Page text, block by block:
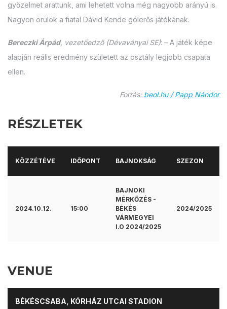
győzelmet arattunk, ami lehetett volna még nagyobb arányú is.
Nagyon örülök a fiatal Dávid Kende gólerős játékának.
Bereczki Árpád, vezetőedző (Dévaványai SE): – A játék képe
alapján reális eredmény született az osztály legjobb csapata
ellen.
Forrás: beol.hu / Papp Nándor
RÉSZLETEK
KÖZZÉTÉVE IDŐPONT BAJNOKSÁG SZEZON
2024.10.12. 15:00
BAJNOKI
MÉRKŐZÉS -
BÉKÉS
VÁRMEGYEI
I.O 2024/2025
2024/2025
VENUE
BÉKÉSCSABA, KÓRHÁZ UTCAI STADION